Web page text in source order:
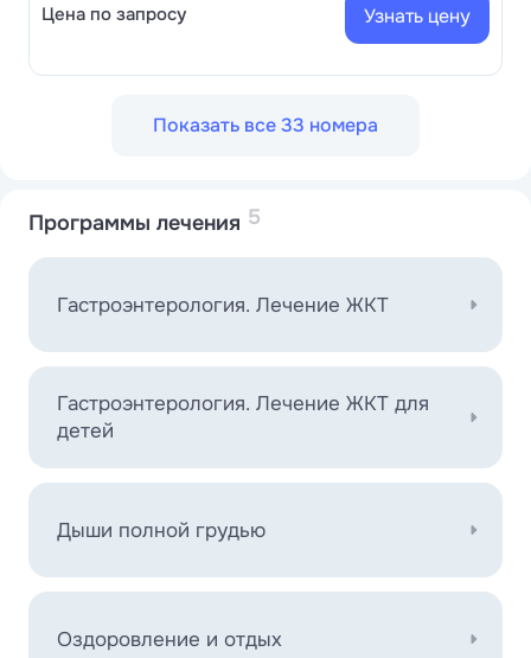
Цена по запросу Узнать цену
Показать все 33 номера
Программы лечения 5
Гастроэнтерология. Лечение ЖКТ
Гастроэнтерология. Лечение ЖКТ для
детей
Дыши полной грудью
Оздоровление и отдых